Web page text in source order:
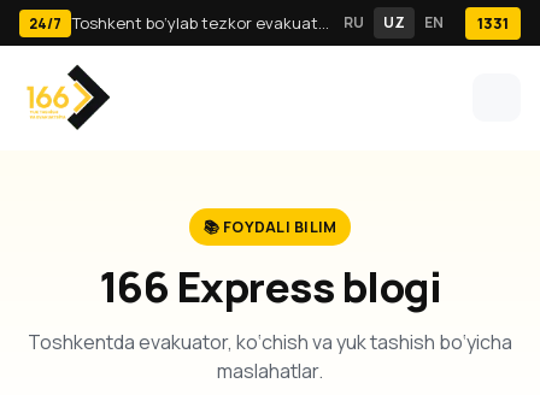
24/7 Toshkent bo‘ylab tezkor evakuator va yuk tashish · 24/7 RU UZ EN 1331
📚 FOYDALI BILIM
166 Express blogi
Toshkentda evakuator, ko‘chish va yuk tashish bo‘yicha
maslahatlar.